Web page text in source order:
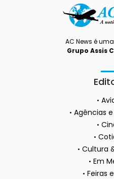
AC News é
Grupo Assis
Agências
Cultura
Em
Feiras